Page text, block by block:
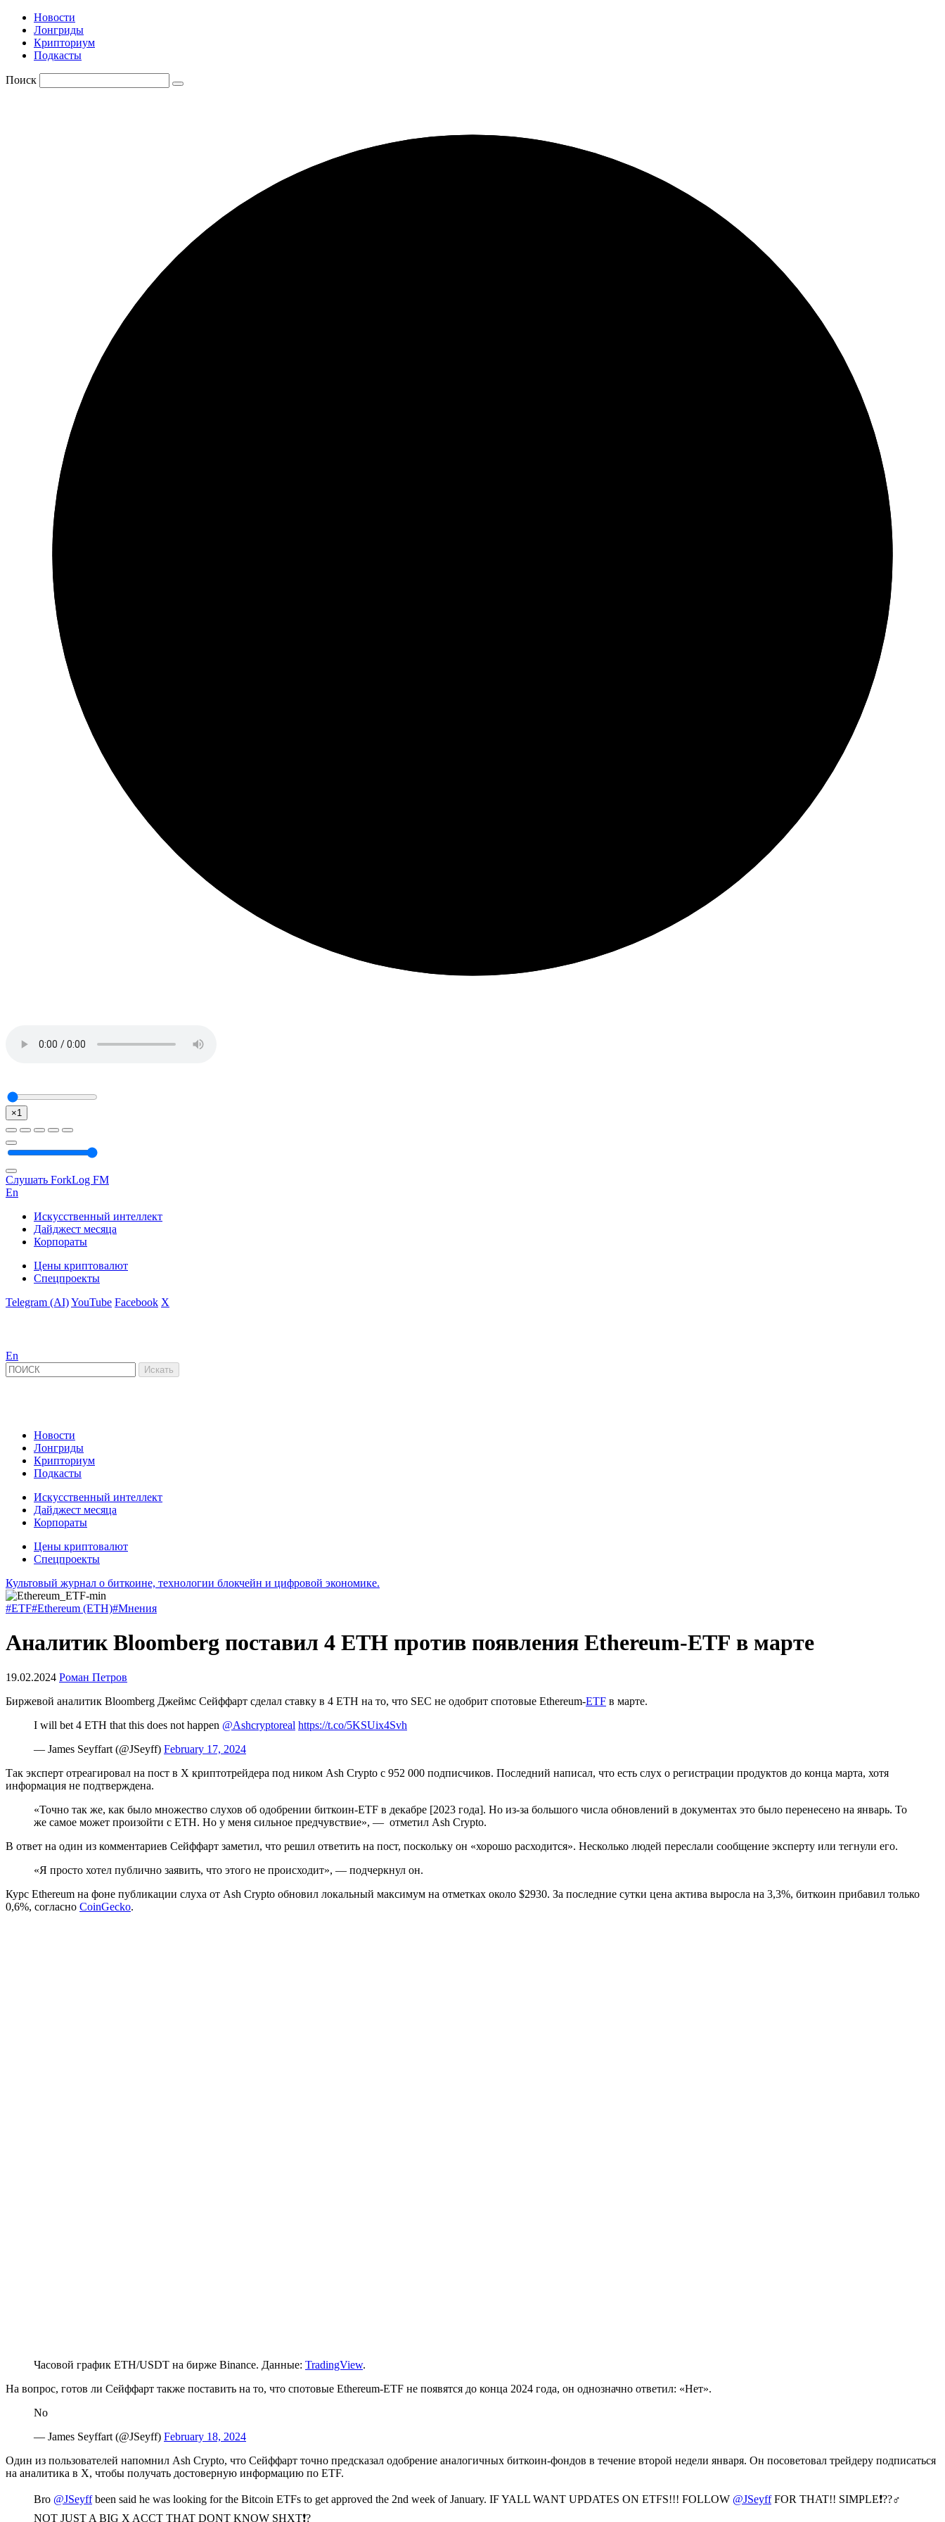
Новости
Лонгриды
Крипториум
Подкасты
Поиск
×1
Слушать ForkLog FM
En
Искусственный интеллект
Дайджест месяца
Корпораты
Цены криптовалют
Спецпроекты
Telegram (AI)YouTube Facebook X
En
Новости
Лонгриды
Крипториум
Подкасты
Искусственный интеллект
Дайджест месяца
Корпораты
Цены криптовалют
Спецпроекты
Культовый журнал о биткоине, технологии блокчейн и цифровой экономике.
#ETF#Ethereum (ETH)#Мнения
Аналитик Bloomberg поставил 4 ETH против появления Ethereum-ETF в марте
19.02.2024 Роман Петров
Биржевой аналитик Bloomberg Джеймс Сейффарт сделал ставку в 4 ETH на то, что SEC не одобрит спотовые Ethereum-ETF в марте.
I will bet 4 ETH that this does not happen @Ashcryptoreal https://t.co/5KSUix4Svh
— James Seyffart (@JSeyff) February 17, 2024
Так эксперт отреагировал на пост в X криптотрейдера под ником Ash Crypto с 952 000 подписчиков. Последний написал, что есть слух о регистрации продуктов до конца марта, хотя
информация не подтверждена.
«Точно так же, как было множество слухов об одобрении биткоин-ETF в декабре [2023 года]. Но из-за большого числа обновлений в документах это было перенесено на январь. То
же самое может произойти с ETH. Но у меня сильное предчувствие», — отметил Ash Crypto.
В ответ на один из комментариев Сейффарт заметил, что решил ответить на пост, поскольку он «хорошо расходится». Несколько людей переслали сообщение эксперту или тегнули его.
«Я просто хотел публично заявить, что этого не происходит», — подчеркнул он.
Курс Ethereum на фоне публикации слуха от Ash Crypto обновил локальный максимум на отметках около $2930. За последние сутки цена актива выросла на 3,3%, биткоин прибавил только
0,6%, согласно CoinGecko.
Часовой график ETH/USDT на бирже Binance. Данные: TradingView.
На вопрос, готов ли Сейффарт также поставить на то, что спотовые Ethereum-ETF не появятся до конца 2024 года, он однозначно ответил: «Нет».
No
— James Seyffart (@JSeyff) February 18, 2024
Один из пользователей напомнил Ash Crypto, что Сейффарт точно предсказал одобрение аналогичных биткоин-фондов в течение второй недели января. Он посоветовал трейдеру подписаться
на аналитика в X, чтобы получать достоверную информацию по ETF.
Bro @JSeyffbeen said he was looking for the Bitcoin ETFs to get approved the 2nd week of January. IF YALL WANT UPDATES ON ETFS!!! FOLLOW @JSeyffFOR THAT!! SIMPLE❗️??‍♂️
NOT JUST A BIG X ACCT THAT DONT KNOW SHXT❗️?